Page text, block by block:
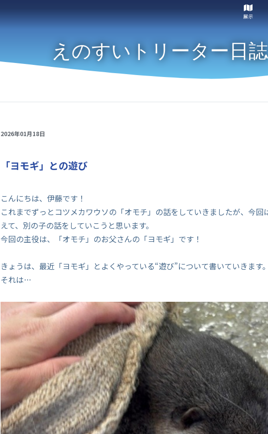
展示
えのすいトリーター日誌
2026年01月18日
「ヨモギ」との遊び
こんにちは、伊藤です！
これまでずっとコツメカワウソの「オモチ」の話をしていきましたが、今回
えて、別の子の話をしていこうと思います。
今回の主役は、「オモチ」のお父さんの「ヨモギ」です！
きょうは、最近「ヨモギ」とよくやっている“遊び”について書いていきます
それは…